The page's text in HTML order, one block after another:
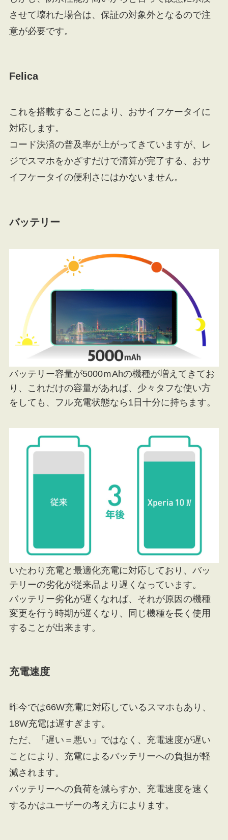
させて壊れた場合は、保証の対象外となるので注
意が必要です。
Felica
これを搭載することにより、おサイフケータイに
対応します。
コード決済の普及率が上がってきていますが、レ
ジでスマホをかざすだけで清算が完了する、おサ
イフケータイの便利さにはかないません。
バッテリー
バッテリー容量が5000ｍAhの機種が増えてきてお
り、これだけの容量があれば、少々タフな使い方
をしても、フル充電状態なら1日十分に持ちます。
いたわり充電と最適化充電に対応しており、バッ
テリーの劣化が従来品より遅くなっています。
バッテリー劣化が遅くなれば、それが原因の機種
変更を行う時期が遅くなり、同じ機種を長く使用
することが出来ます。
充電速度
昨今では66W充電に対応しているスマホもあり、
18W充電は遅すぎます。
ただ、「遅い＝悪い」ではなく、充電速度が遅い
ことにより、充電によるバッテリーへの負担が軽
減されます。
バッテリーへの負荷を減らすか、充電速度を速く
するかはユーザーの考え方によります。